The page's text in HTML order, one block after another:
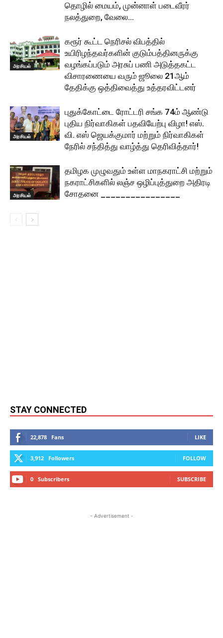
தொழில் மையம், முன்னாள் படைவீரர்
நலத்துறை, வேலை...
அரசியல்
கரூர் கூட்ட நெரிசல் விபத்தில்
உயிரிழந்தவர்களின் குடும்பத்தினருக்கு
வழங்கப்படும் அரசுப் பணி அடுத்தகட்ட
விசாரணையை வரும் ஜூலை 21ஆம்
தேதிக்கு ஒத்திவைத்து உத்தரவிட்டனர்
அரசியல்
புதுக்கோட்டை ரோட்டரி சங்க 74ம் ஆண்டு
புதிய நிர்வாகிகள் பதவியேற்பு விழா! எஸ்.
வி. எஸ் ஜெயக்குமார் மற்றும் நிர்வாகிகள்
நேரில் சந்தித்து வாழ்த்து தெரிவித்தார்!
அரசியல்
தமிழக முழுவதும் உள்ள மாநகராட்சி மற்றும்
நகராட்சிகளில் லஞ்ச ஒழிப்புத்துறை அதிரடி
சோதனை ________________
STAY CONNECTED
22,878 Fans LIKE
3,912 Followers FOLLOW
0 Subscribers SUBSCRIBE
- Advertisement -